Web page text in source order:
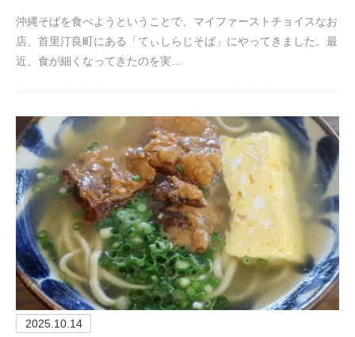
沖縄そばを食べようということで、マイファーストチョイスなお
店、首里汀良町にある「てぃしらじそば」にやってきました。最
近、食が細くなってきたのを実…
2025.10.14